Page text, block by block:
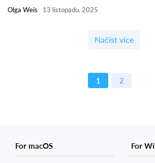
Olga Weis 13 listopadu, 2025
Načíst více
1 2
For macOS For